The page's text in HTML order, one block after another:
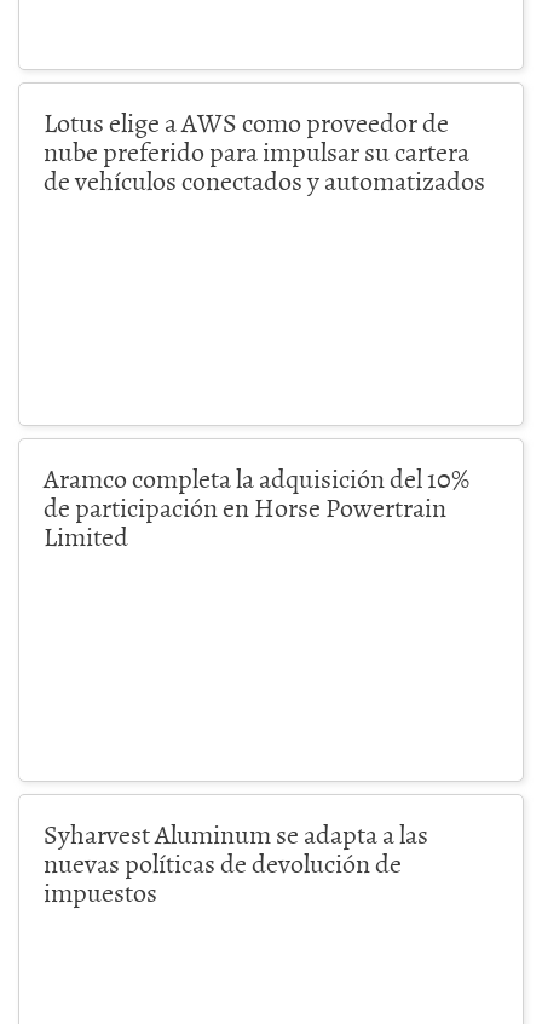
Lotus elige a AWS como proveedor de
nube preferido para impulsar su cartera
de vehículos conectados y automatizados
Aramco completa la adquisición del 10%
de participación en Horse Powertrain
Limited
Syharvest Aluminum se adapta a las
nuevas políticas de devolución de
impuestos